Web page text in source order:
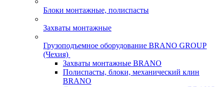
Блоки монтажные, полиспасты
Захваты монтажные
Грузоподъемное оборудование BRANO GROUP
(Чехия)
Захваты монтажные BRANO
Полиспасты, блоки, механический клин
BRANO